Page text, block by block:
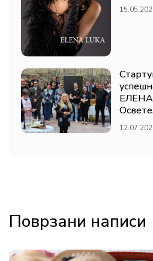
Поврзани написи